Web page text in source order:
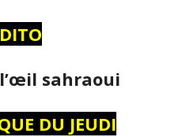
sahraoui
DU JEUDI